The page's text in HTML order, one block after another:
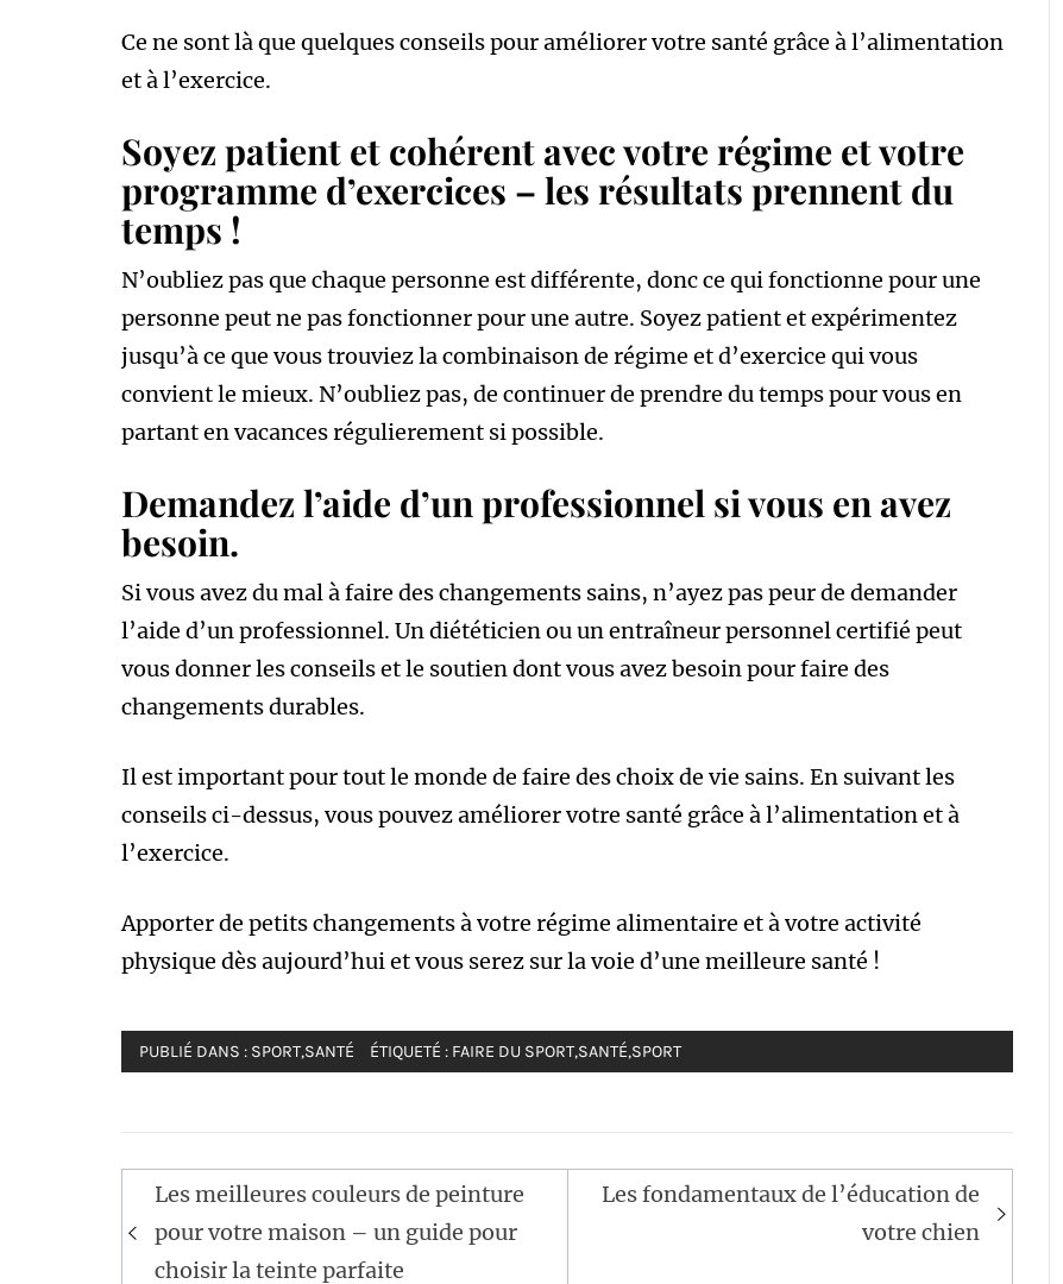
Ce ne sont là que quelques conseils pour améliorer votre santé grâce à l’alimentation
et à l’exercice.
Soyez patient et cohérent avec votre régime et votre
programme d’exercices – les résultats prennent du
temps !
N’oubliez pas que chaque personne est différente, donc ce qui fonctionne pour une
personne peut ne pas fonctionner pour une autre. Soyez patient et expérimentez
jusqu’à ce que vous trouviez la combinaison de régime et d’exercice qui vous
convient le mieux. N’oubliez pas, de continuer de prendre du temps pour vous en
partant en vacances régulierement si possible.
Demandez l’aide d’un professionnel si vous en avez
besoin.
Si vous avez du mal à faire des changements sains, n’ayez pas peur de demander
l’aide d’un professionnel. Un diététicien ou un entraîneur personnel certifié peut
vous donner les conseils et le soutien dont vous avez besoin pour faire des
changements durables.
Il est important pour tout le monde de faire des choix de vie sains. En suivant les
conseils ci-dessus, vous pouvez améliorer votre santé grâce à l’alimentation et à
l’exercice.
Apporter de petits changements à votre régime alimentaire et à votre activité
physique dès aujourd’hui et vous serez sur la voie d’une meilleure santé !
PUBLIÉ DANS : SPORT,SANTÉ ÉTIQUETÉ : FAIRE DU SPORT,SANTÉ,SPORT
Navigation
de
l’article
Les meilleures couleurs de peinture
pour votre maison – un guide pour
choisir la teinte parfaite
Les fondamentaux de l’éducation de
votre chien